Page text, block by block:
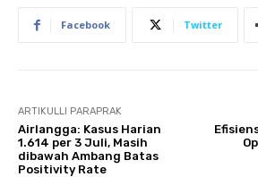
Facebook Twitter
ARTIKULLI PARAPRAK
Airlangga: Kasus Harian
1.614 per 3 Juli, Masih
dibawah Ambang Batas
Positivity Rate